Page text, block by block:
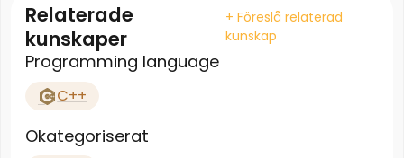
Relaterade
kunskaper
+ Föreslå relaterad
kunskap
Programming language
C++
Okategoriserat